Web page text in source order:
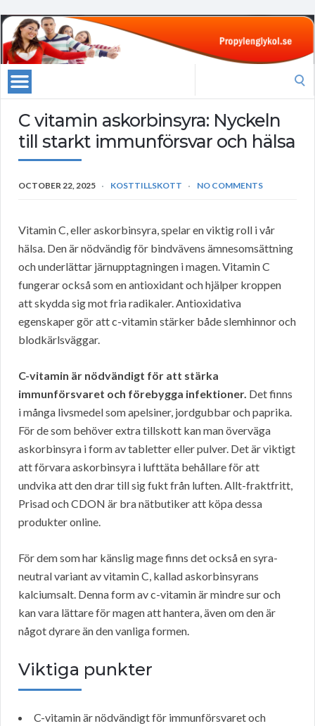
C vitamin askorbinsyra: Nyckeln
till starkt immunförsvar och hälsa
OCTOBER 22, 2025 KOSTTILLSKOTT NO COMMENTS
Vitamin C, eller askorbinsyra, spelar en viktig roll i vår
hälsa. Den är nödvändig för bindvävens ämnesomsättning
och underlättar järnupptagningen i magen. Vitamin C
fungerar också som en antioxidant och hjälper kroppen
att skydda sig mot fria radikaler. Antioxidativa
egenskaper gör att c-vitamin stärker både slemhinnor och
blodkärlsväggar.
C-vitamin är nödvändigt för att stärka
immunförsvaret och förebygga infektioner. Det finns
i många livsmedel som apelsiner, jordgubbar och paprika.
För de som behöver extra tillskott kan man överväga
askorbinsyra i form av tabletter eller pulver. Det är viktigt
att förvara askorbinsyra i lufttäta behållare för att
undvika att den drar till sig fukt från luften. Allt-fraktfritt,
Prisad och CDON är bra nätbutiker att köpa dessa
produkter online.
För dem som har känslig mage finns det också en syra-
neutral variant av vitamin C, kallad askorbinsyrans
kalciumsalt. Denna form av c-vitamin är mindre sur och
kan vara lättare för magen att hantera, även om den är
något dyrare än den vanliga formen.
Viktiga punkter
C-vitamin är nödvändigt för immunförsvaret och